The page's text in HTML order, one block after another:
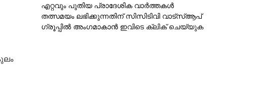
എറ്റവും പുതിയ പ്രാദേശിക വാര്‍ത്തകള്‍
തത്സമയം ലഭിക്കുന്നതിന് സിസിടിവി വാട്‌സ്ആപ്
ഗ്രൂപ്പില്‍ അംഗമാകാന്‍ ഇവിടെ ക്ലിക് ചെയ്യുക